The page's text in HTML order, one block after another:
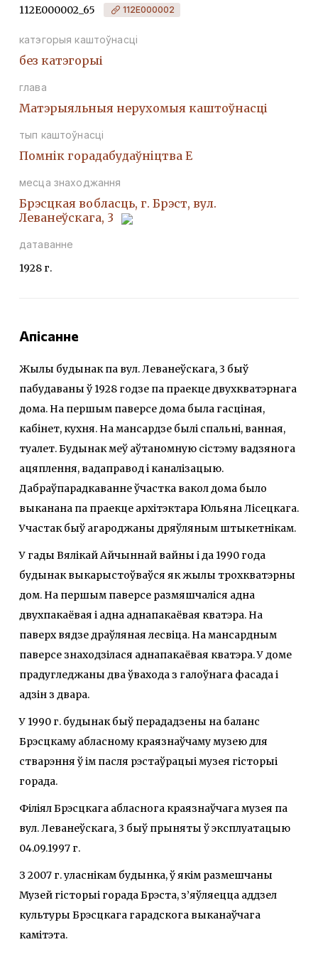
112Е000002_65 112Е000002
катэгорыя каштоўнасці
без катэгорыі
глава
Матэрыяльныя нерухомыя каштоўнасці
тып каштоўнасці
Помнiк горадабудаўнiцтва Е
месца знаходжання
Брэсцкая вобласць, г. Брэст, вул.
Леванеўскага, 3
датаванне
1928 г.
Апісанне
Жылы будынак па вул. Леванеўскага, 3 быў
пабудаваны ў 1928 годзе па праекце двухкватэрнага
дома. На першым паверсе дома была гасціная,
кабінет, кухня. На мансардзе былі спальні, ванная,
туалет. Будынак меў аўтаномную сістэму вадзянога
ацяплення, вадаправод і каналізацыю.
Дабраўпарадкаванне ўчастка вакол дома было
выканана па праекце архітэктара Юльяна Лісецкага.
Участак быў агароджаны дряўляным штыкетнікам.
У гады Вялікай Айчыннай вайны і да 1990 года
будынак выкарыстоўваўся як жылы трохкватэрны
дом. На першым паверсе размяшчалiся адна
двухпакаёвая i адна аднапакаёвая кватэра. На
паверх вядзе драўляная лесвіца. На мансардным
паверсе знаходзiлася аднапакаёвая кватэра. У доме
прадугледжаны два ўвахода з галоўнага фасада i
адзiн з двара.
У 1990 г. будынак быў перададзены на баланс
Брэсцкаму абласному краязнаўчаму музею для
стварэння ў ім пасля рэстаўрацыі музея гісторыі
горада.
Філіял Брэсцкага абласнога краязнаўчага музея па
вул. Леванеўскага, 3 быў прыняты ў эксплуатацыю
04.09.1997 г.
З 2007 г. уласнікам будынка, ў якім размешчаны
Музей гісторыі горада Брэста, з’яўляецца аддзел
культуры Брэсцкага гарадскога выканаўчага
камітэта.